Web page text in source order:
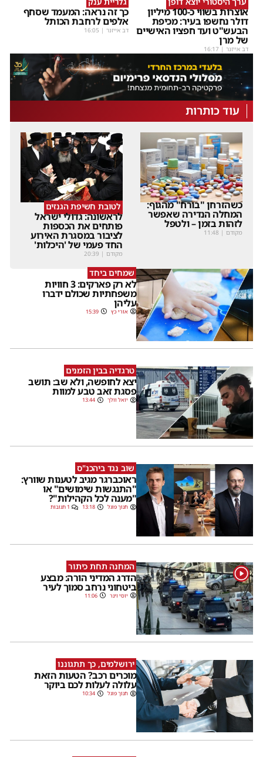
אוצרות בשווי כ-100 מיליון
דולר נחשפו בעיר: מכיפת
הבעש"ט ועד חפציו האישיים
של מרן
דב אייזנר |
16:17
כך זה נראה: המעמד שסחף
אלפים לרחבת הכותל
דב אייזנר |
16:05
עוד כותרות
כשהזרחן "בורח" מהגוף:
המחלה הנדירה שאפשר
לזהות בזמן – ולטפל
מקודם |
11:48
לטובת חשיפת הגנזים
לראשונה: גדולי ישראל
פותחים את הכספות
לציבור במסגרת האירוע
החד פעמי של 'היכלות'
מקודם |
20:39
שמחים ביחד
לא רק פארקים: 3 חוויות
משפחתיות שכולם ידברו
עליהן
אורי כץ 15:39
טרגדיה בבין הזמנים
יצא לחופשה, ולא שב: תושב
פסגת זאב טבע למוות
יואל וולך 13:44
שוב נגד ביהכנ"ס
ראוכברגר מגיב לטענות שוורץ:
"התנגשות שימושים" או
"מענה לכל הקהילות"?
חנוך פוגל 13:18 1 תגובות
1 המחנה תחת כיתור
הדרג המדיני הורה: מבצע
ביטחוני נרחב סמוך לעיר
יוסי וינר 11:06
ירושלמים, כך תתגוננו
מוכרים רכב? הטעות הזאת
עלולה לעלות לכם ביוקר
חנוך פוגל 10:34